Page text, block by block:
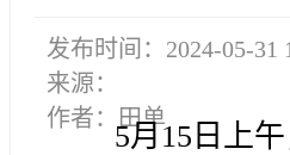
发布时间：2024-05-31
来源：
作者：田单
5月15日上